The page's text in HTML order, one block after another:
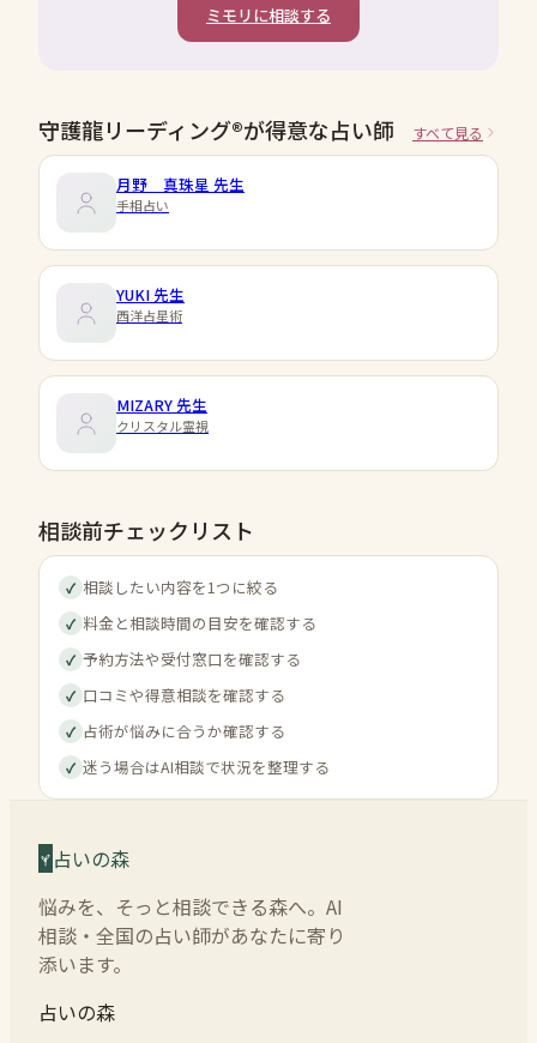
ミモリに相談する
守護龍リーディング®が得意な占い師 すべて見る
月野 真珠星 先生
手相占い
YUKI先生
西洋占星術
MIZARY先生
クリスタル霊視
相談前チェックリスト
✓ 相談したい内容を1つに絞る
✓ 料金と相談時間の目安を確認する
✓ 予約方法や受付窓口を確認する
✓ 口コミや得意相談を確認する
✓ 占術が悩みに合うか確認する
✓ 迷う場合はAI相談で状況を整理する
占いの森
悩みを、そっと相談できる森へ。AI
相談・全国の占い師があなたに寄り
添います。
占いの森